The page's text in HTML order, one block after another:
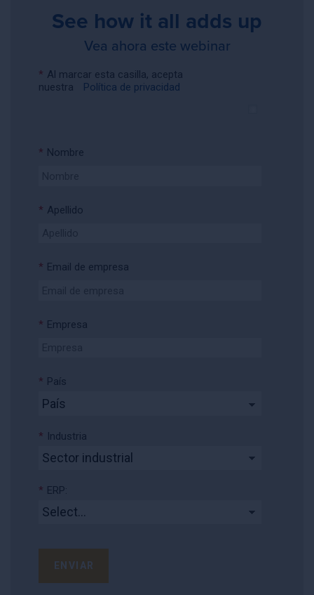
See how it all adds up
Vea ahora este webinar
* Al marcar esta casilla, acepta
nuestra
Política de privacidad
* Nombre
* Apellido
* Email de empresa
* Empresa
* País
* Industria
* ERP:
ENVIAR